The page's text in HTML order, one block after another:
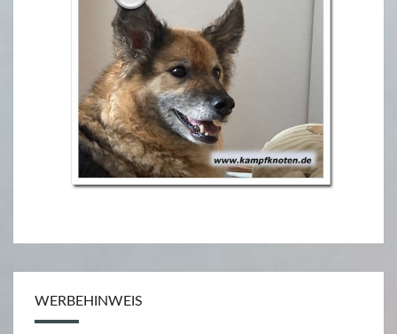
WERBEHINWEIS